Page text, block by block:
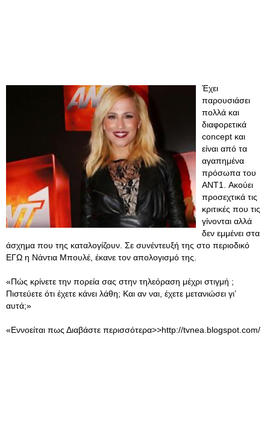
Έχει
παρουσιάσει
πολλά και
διαφορετικά
concept και
είναι από τα
αγαπημένα
πρόσωπα του
ANT1. Ακούει
προσεχτικά τις
κριτικές που τις
γίνονται αλλά
δεν εμμένει στα
άσχημα που της καταλογίζουν. Σε συνέντευξή της στο περιοδικό
ΕΓΩ η Νάντια Μπουλέ, έκανε τον απολογισμό της.
«Πώς κρίνετε την πορεία σας στην τηλεόραση μέχρι στιγμή ;
Πιστεύετε ότι έχετε κάνει λάθη; Και αν ναι, έχετε μετανιώσει γι’
αυτά;»
«Εννοείται πως Διαβάστε περισσότερα>>http://tvnea.blogspot.com/